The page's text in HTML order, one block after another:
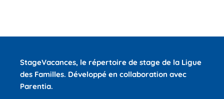
StageVacances, le répertoire de stage de la Ligue
des Familles. Développé en collaboration avec
Parentia.